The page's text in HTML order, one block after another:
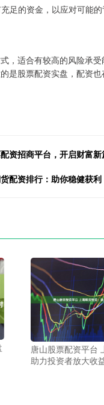
足的资金，以应对可能的
，适合有较高的风险承
是股票配资实盘，配资
资招商平台，开启财富新
配资排行：助你稳健获利
唐山股票配资平台
助力投资者放大收